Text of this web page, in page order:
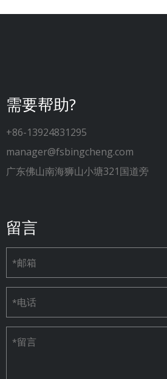
需要帮助?
+86-13924831295
manager@fsbingcheng.com
广东佛山南海狮山小塘321国道旁
留言
*邮箱
*电话
*留言